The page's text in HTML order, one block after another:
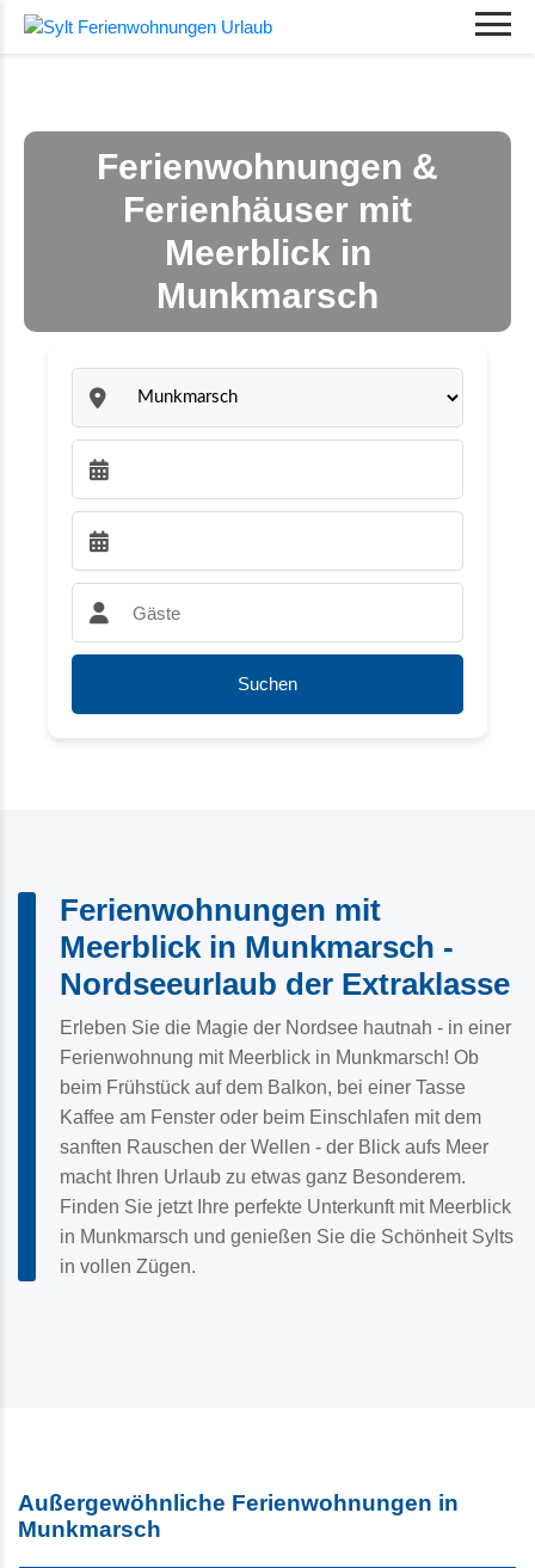
Ferienwohnungen &
Ferienhäuser mit
Meerblick in
Munkmarsch
Sylt:
Anreise wählen:
Abreise wählen:
Gäste:
Suchen
Ferienwohnungen mit
Meerblick in Munkmarsch -
Nordseeurlaub der Extraklasse
Erleben Sie die Magie der Nordsee hautnah - in einer
Ferienwohnung mit Meerblick in Munkmarsch! Ob
beim Frühstück auf dem Balkon, bei einer Tasse
Kaffee am Fenster oder beim Einschlafen mit dem
sanften Rauschen der Wellen - der Blick aufs Meer
macht Ihren Urlaub zu etwas ganz Besonderem.
Finden Sie jetzt Ihre perfekte Unterkunft mit Meerblick
in Munkmarsch und genießen Sie die Schönheit Sylts
in vollen Zügen.
Außergewöhnliche Ferienwohnungen in
Munkmarsch